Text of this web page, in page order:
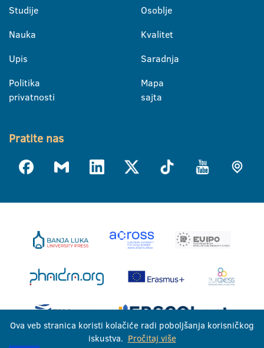
Studije
Nauka
Upis
Politika
privatnosti
Osoblje
Kvalitet
Saradnja
Mapa
sajta
Pratite nas
Ova veb stranica koristi kolačiće radi poboljšanja korisničkog
iskustva. Pročitaj više